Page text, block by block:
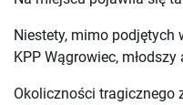
Niestety, mimo podjętych
KPP Wągrowiec,
Okoliczności tragicznego